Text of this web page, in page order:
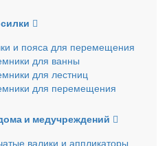
и пояса для перемещения
для ванны
для лестниц
для перемещения
и медучреждений
валики и аппликаторы